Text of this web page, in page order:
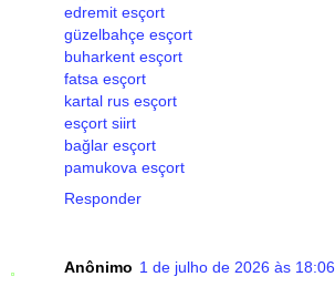
edremit esçort
güzelbahçe esçort
buharkent esçort
fatsa esçort
kartal rus esçort
esçort siirt
bağlar esçort
pamukova esçort
Responder
Anônimo 1 de julho de 2026 às 18:06